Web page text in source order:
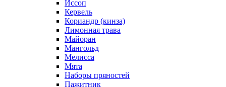
Иссоп
Кервель
Кориандр (кинза)
Лимонная трава
Майоран
Мангольд
Мелисса
Мята
Наборы пряностей
Пажитник